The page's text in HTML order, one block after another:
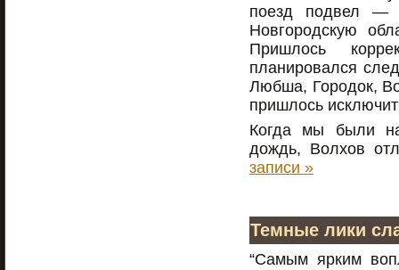
поезд подвел —
Новгородскую
Пришлось
планировался
Любша, Городок,
пришлось
Когда мы были
дождь, Волхов
записи »
Темные лики
“Самым ярким